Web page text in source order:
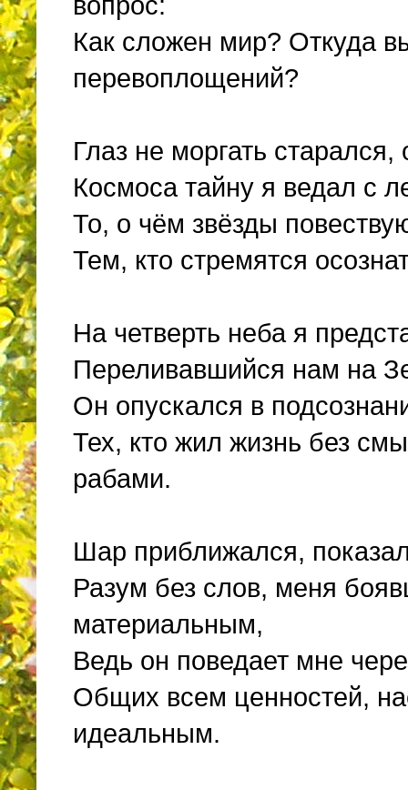
Как сложен мир? Откуда
перевоплощений?
Глаз не моргать старался,
Космоса тайну я ведал с
То, о чём звёзды
Тем, кто стремятся
На четверть неба я
Переливавшийся нам на
Он опускался в
Тех, кто жил жизнь без
рабами.
Шар приближался,
Разум без слов, меня
материальным,
Ведь он поведает мне
Общих всем ценностей,
идеальным.